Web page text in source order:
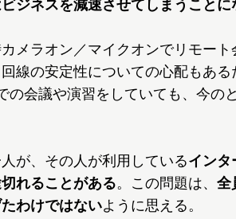
ジネスを減速させてしまうことに
メラオン／マイクオンでリモート
線の安定性についての心配もあ
の会議や演習をしていても、今の
が、その人が利用しているインタ
れることがある。この問題は、 全
わけではないように思える。